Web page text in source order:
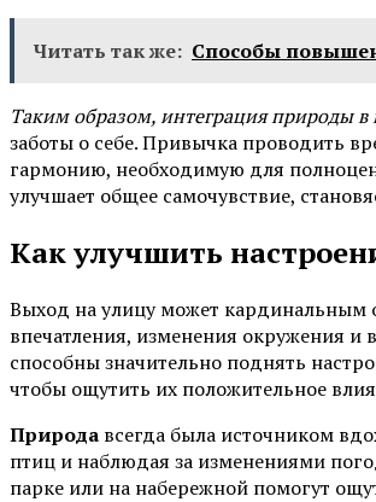
Читать так же: Способы
Таким образом, интеграция природы
заботы о себе. Привычка проводить
гармонию, необходимую для
улучшает общее самочувствие,
Как улучшить
Выход на улицу может кардинальным
впечатления, изменения окружения
способны значительно поднять
чтобы ощутить их положительное
Природа всегда была источником
птиц и наблюдая за изменениями
парке или на набережной помогут